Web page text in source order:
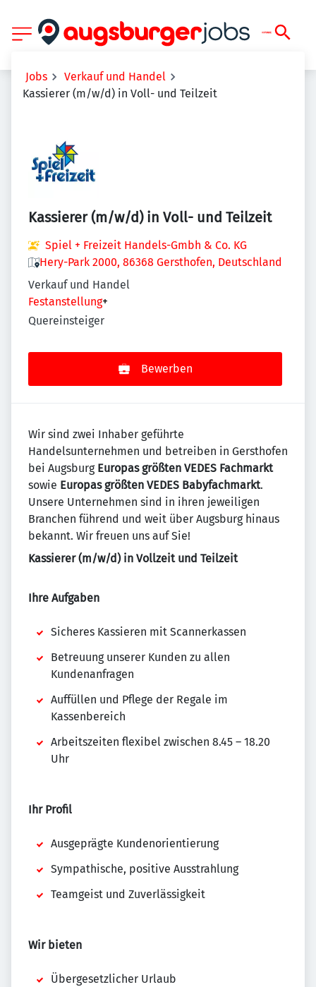
Jobs
Verkauf und Handel
Kassierer (m/w/d) in Voll- und Teilzeit
Kassierer (m/w/d) in Voll- und Teilzeit
Spiel + Freizeit Handels-Gmbh & Co. KG
Hery-Park 2000, 86368 Gersthofen, Deutschland
Verkauf und Handel
Festanstellung+
Quereinsteiger
Bewerben
Wir sind zwei Inhaber geführte
Handelsunternehmen und betreiben in Gersthofen
bei Augsburg Europas größten VEDES Fachmarkt
sowie Europas größten VEDES Babyfachmarkt.
Unsere Unternehmen sind in ihren jeweiligen
Branchen führend und weit über Augsburg hinaus
bekannt. Wir freuen uns auf Sie!
Kassierer (m/w/d) in Vollzeit und Teilzeit
Ihre Aufgaben
Sicheres Kassieren mit Scannerkassen
Betreuung unserer Kunden zu allen
Kundenanfragen
Auffüllen und Pflege der Regale im
Kassenbereich
Arbeitszeiten flexibel zwischen 8.45 – 18.20
Uhr
Ihr Profil
Ausgeprägte Kundenorientierung
Sympathische, positive Ausstrahlung
Teamgeist und Zuverlässigkeit
Wir bieten
Übergesetzlicher Urlaub